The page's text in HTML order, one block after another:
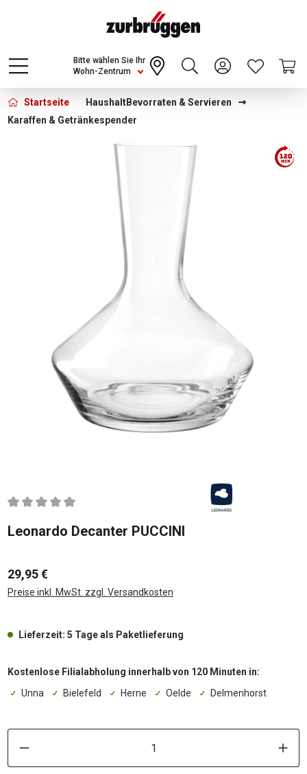
Choose a different country or region to see
content for your location and shop online
CONTINUE
Wohn-Zentrum
Bitte wählen Sie Ihr
Startseite HaushaltBevorraten & Servieren
Karaffen & Getränkespender
Durchschnittliche Bewertung von 0 von 5 Sternen
Leonardo Decanter PUCCINI
29,95 €
Preise inkl. MwSt. zzgl. Versandkosten
Lieferzeit: 5 Tage als Paketlieferung
Kostenlose Filialabholung innerhalb von 120 Minuten in:
Unna
Bielefeld Herne Oelde Delmenhorst